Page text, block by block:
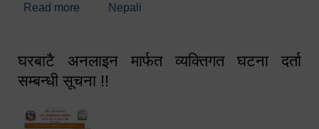
Read more about Welcome
Nepali
घरबाटै अनलाइन मार्फत व्यक्तिगत घटना दर्ता
सम्बन्धी सूचना !!